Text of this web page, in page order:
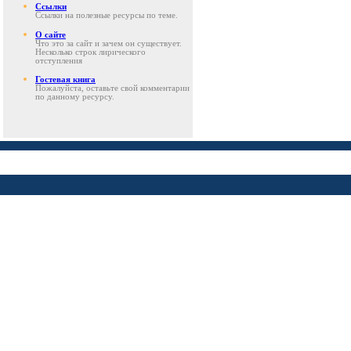
Ссылки
Ссылки на полезные ресурсы по теме.
О сайте
Что это за сайт и зачем он существует.
Несколько строк лирического
отступления
Гостевая книга
Пожалуйста, оставьте свой комментарии
по данному ресурсу.